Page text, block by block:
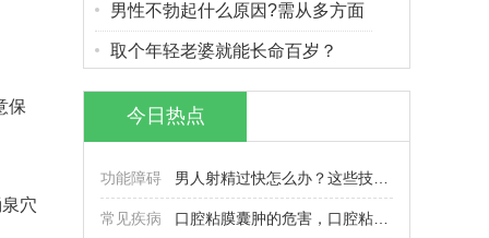
保
穴
男性不勃起什么原因?需从多方面
取个年轻老婆就能长命百岁？
今日热点
功能障碍
常见疾病